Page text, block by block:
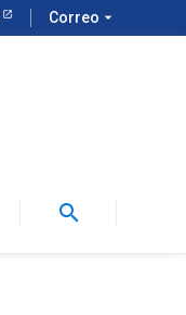
Correo arrow_drop_down
search